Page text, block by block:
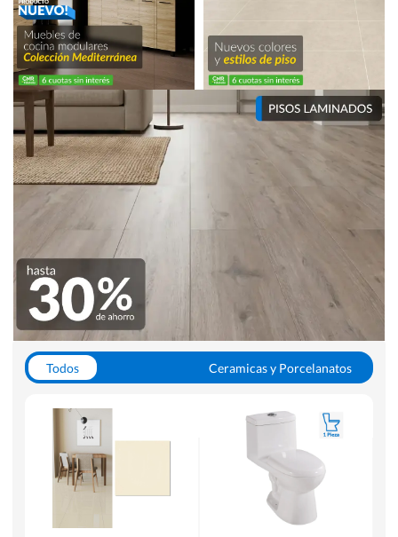
Todos
Ceramicas y Porcelanatos
WC y Sanitarios
Pisos Flotantes y Laminados
Pinturas